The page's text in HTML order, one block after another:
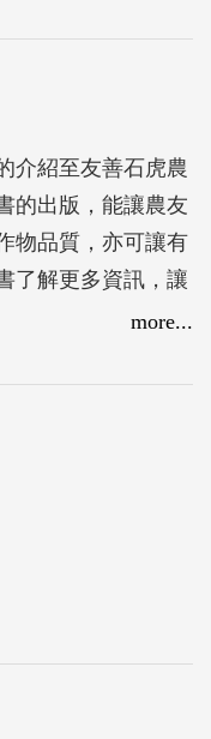
介紹至友善石虎農
的出版，能讓農友
物品質，亦可讓有
了解更多資訊，讓
more...